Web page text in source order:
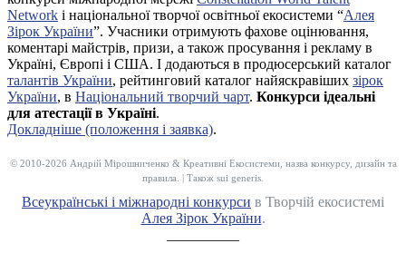
Network і національної творчої освітньої екосистеми “Алея
Зірок України”. Учасники отримують фахове оцінювання,
коментарі майстрів, призи, а також просування і рекламу в
Україні, Європі і США. І додаються в продюсерський каталог
талантів України, рейтинговий каталог найяскравіших зірок
України, в Національний творчий чарт. Конкурси ідеальні
для атестації в Україні.
Докладніше (положення і заявка).
© 2010-2026 Андрій Мірошниченко & Креативні Екосистеми, назва конкурсу, дизайн та
правила. | Також sui generis.
Всеукраїнські і міжнародні конкурси в Творчій екосистемі
Алея Зірок України.